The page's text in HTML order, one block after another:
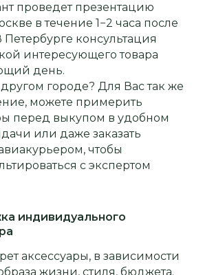
проведет презентацию
в течение 1−2 часа после
Петербурге консультация
интересующего товара
день.
городе? Для Вас так же
можете примерить
перед выкупом в удобном
или даже заказать
чтобы
с экспертом
индивидуального
аксессуары, в зависимости
жизни, стиля, бюджета.